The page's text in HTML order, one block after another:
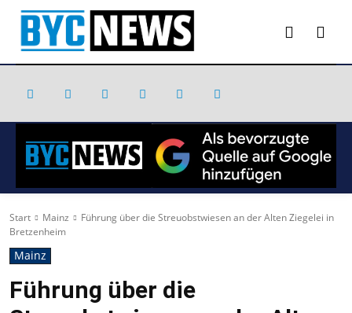
Start Mainz
Führung über die Streuobstwiesen an der Alten Ziegelei in
Bretzenheim
Mainz
Führung über die